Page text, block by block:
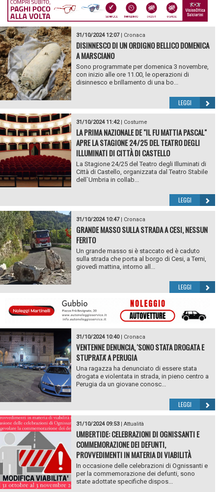
31/10/2024 12:07| Cronaca
DISINNESCO DI UN ORDIGNO BELLICO DOMENICA
A MARSCIANO
Sono programmate per domenica 3 novembre,
con inizio alle ore 11.00, le operazioni di
disinnesco e brillamento di una bo...
LEGGI
31/10/2024 11:42| Costume
LA PRIMA NAZIONALE DE "IL FU MATTIA PASCAL"
APRE LA STAGIONE 24/25 DEL TEATRO DEGLI
ILLUMINATI DI CITTÀ DI CASTELLO
La Stagione 24/25 del Teatro degli Illuminati di
Città di Castello, organizzata dal Teatro Stabile
dell`Umbria in collab...
LEGGI
31/10/2024 10:47| Cronaca
GRANDE MASSO SULLA STRADA A CESI, NESSUN
FERITO
Un grande masso si è staccato ed è caduto
sulla strada che porta al borgo di Cesi, a Terni,
giovedì mattina, intorno all...
LEGGI
31/10/2024 10:40| Cronaca
VENTENNE DENUNCIA, 'SONO STATA DROGATA E
STUPRATA' A PERUGIA
Una ragazza ha denunciato di essere stata
drogata e violentata in strada, in pieno centro a
Perugia da un giovane conosc...
LEGGI
31/10/2024 09:53| Attualità
UMBERTIDE: CELEBRAZIONI DI OGNISSANTI E
COMMEMORAZIONE DEI DEFUNTI,
PROVVEDIMENTI IN MATERIA DI VIABILITÀ
In occasione delle celebrazioni di Ognissanti e
per la commemorazione dei defunti, sono
state adottate specifiche dispos...